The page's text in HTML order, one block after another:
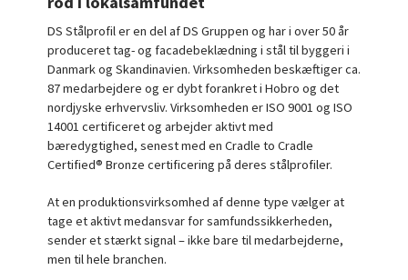
DS Stålprofil er en del af DS Gruppen og har i over 50 år
produceret tag- og facadebeklædning i stål til byggeri i
Danmark og Skandinavien. Virksomheden beskæftiger ca.
87 medarbejdere og er dybt forankret i Hobro og det
nordjyske erhvervsliv. Virksomheden er ISO 9001 og ISO
14001 certificeret og arbejder aktivt med
bæredygtighed, senest med en Cradle to Cradle
Certified® Bronze certificering på deres stålprofiler.
At en produktionsvirksomhed af denne type vælger at
tage et aktivt medansvar for samfundssikkerheden,
sender et stærkt signal – ikke bare til medarbejderne,
men til hele branchen.